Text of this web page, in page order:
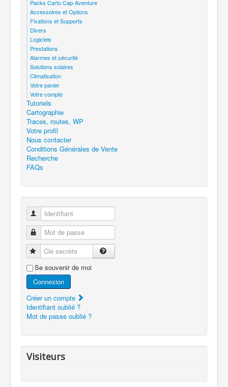
Packs Carto Cap-Aventure
Accessoires et Options
Fixations et Supports
Divers
Logiciels
Prestations
Alarmes et sécurité
Solutions solaires
Climatisation
Votre panier
Votre compte
Tutoriels
Cartographie
Traces, routes, WP
Votre profil
Nous contacter
Conditions Générales de Vente
Recherche
FAQs
Identifiant
Mot de passe
Clé secrète
Se souvenir de moi
Connexion
Créer un compte
Identifiant oublié ?
Mot de passe oublié ?
Visiteurs